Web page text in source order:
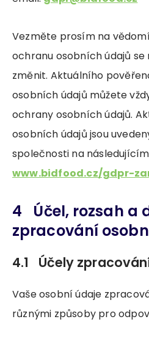
Vezměte prosím na
ochranu osobních údajů se
změnit. Aktuálního
osobních údajů můžete
ochrany osobních údajů.
osobních údajů jsou
společnosti na
www.bidfood.cz/gdpr-
4 Účel, rozsah a
zpracování
4.1 Účely
Vaše osobní údaje
různými způsoby pro